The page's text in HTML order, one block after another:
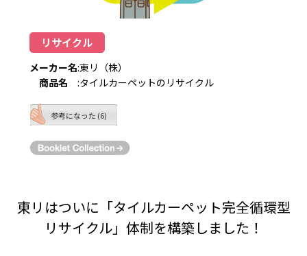
リサイクル
メーカー名:東リ（株）
商品名
:タイルカーペットのリサイクル
参考になった (6)
東リはついに「タイルカーペット完全循環型
リサイクル」体制を構築しました！